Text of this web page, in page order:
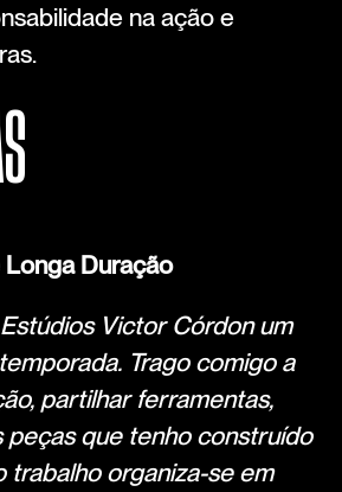
na ação e
Duração
Victor Córdon um
Trago comigo a
partilhar ferramentas,
peças que tenho construído
trabalho organiza-se em